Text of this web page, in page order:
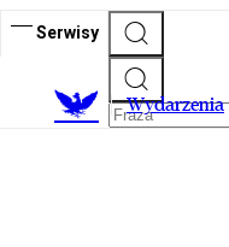
Serwisy
Wydarzenia